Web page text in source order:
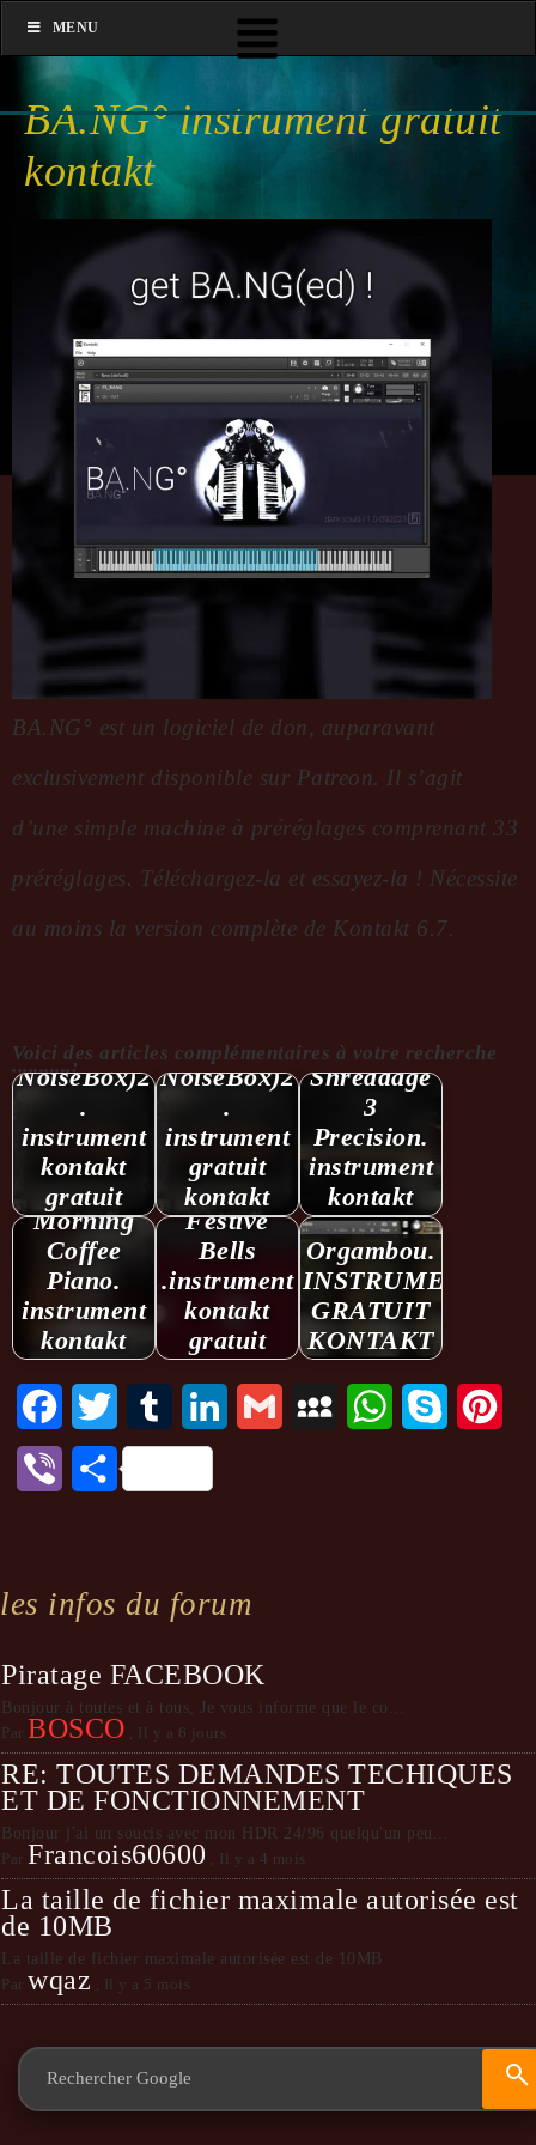
BA.NG° instrument gratuit
kontakt
BA.NG° est un logiciel de don, auparavant
exclusivement disponible sur Patreon. Il s’agit
d’une simple machine à préréglages comprenant 33
préréglages. Téléchargez-la et essayez-la ! Nécessite
au moins la version complète de Kontakt 6.7.
Voici des articles complémentaires à votre recherche
...........:
NoiseBox)2
.
instrument
kontakt
gratuit
NoiseBox)2
.
instrument
gratuit
kontakt
Shreddage
3
Precision.
instrument
kontakt
Morning
Coffee
Piano.
instrument
kontakt
Festive
Bells
.instrument
kontakt
gratuit
Orgambou.
INSTRUMENT
GRATUIT
KONTAKT
FacebookTwitter Tumblr LinkedInGmail MySpaceWhatsAppSkype
Viber Partager
les infos du forum
Piratage FACEBOOK
Bonjour à toutes et à tous, Je vous informe que le co...
Par BOSCO Il y a 6 jours
RE: TOUTES DEMANDES TECHIQUES
ET DE FONCTIONNEMENT
Bonjour j'ai un soucis avec mon HDR 24/96 quelqu'un peu...
Par Francois60600 Il y a 4 mois
La taille de fichier maximale autorisée est
de 10MB
La taille de fichier maximale autorisée est de 10MB
Par wqaz Il y a 5 mois
MENU